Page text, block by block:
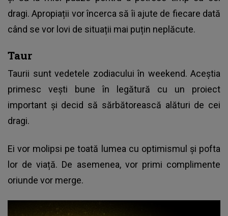
dragi. Apropiații vor încerca să îi ajute de fiecare dată
când se vor lovi de situații mai puțin neplăcute.
Taur
Taurii sunt vedetele zodiacului în weekend. Aceștia
primesc vești bune în legătură cu un proiect
important și decid să sărbătorească alături de cei
dragi.
Ei vor molipsi pe toată lumea cu optimismul și pofta
lor de viață. De asemenea, vor primi complimente
oriunde vor merge.